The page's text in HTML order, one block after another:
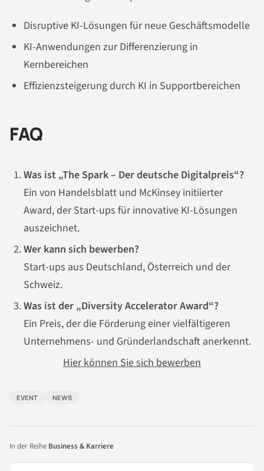
Disruptive KI-Lösungen für neue Geschäftsmodelle
KI-Anwendungen zur Differenzierung in
Kernbereichen
Effizienzsteigerung durch KI in Supportbereichen
FAQ
Was ist „The Spark – Der deutsche Digitalpreis“?
Ein von Handelsblatt und McKinsey initiierter
Award, der Start-ups für innovative KI-Lösungen
auszeichnet.
Wer kann sich bewerben?
Start-ups aus Deutschland, Österreich und der
Schweiz.
Was ist der „Diversity Accelerator Award“?
Ein Preis, der die Förderung einer vielfältigeren
Unternehmens- und Gründerlandschaft anerkennt.
Hier können Sie sich bewerben
EVENT NEWS
In der Reihe Business & Karriere